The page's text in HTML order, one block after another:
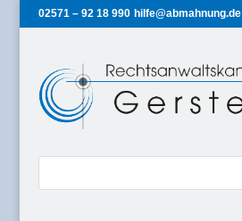
02571 – 92 18 990 hilfe@abmahnung.de